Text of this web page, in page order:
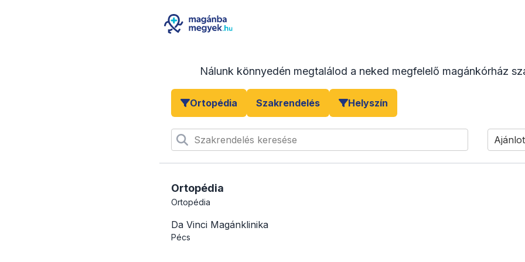
Nálunk könnyedén megtalálod a neked megfelelő magánkórház
Ortopédia Szakrendelés Helyszín
Szakrendelés keresése
Ortopédia
Ortopédia
Da Vinci Magánklinika
Pécs